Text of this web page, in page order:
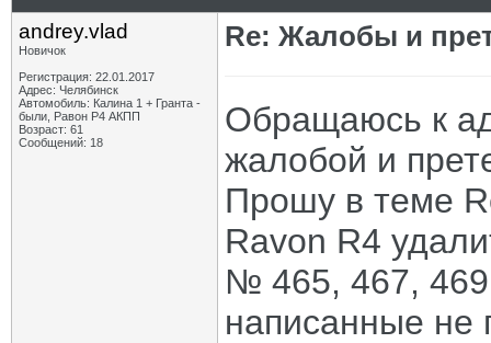
andrey.vlad
Новичок
Регистрация: 22.01.2017
Адрес: Челябинск
Автомобиль: Калина 1 + Гранта -
были, Равон Р4 АКПП
Возраст: 61
Сообщений: 18
Re: Жалобы и
Обращаюсь к
жалобой и
Прошу в теме
Ravon R4
№ 465, 467,
написанные не